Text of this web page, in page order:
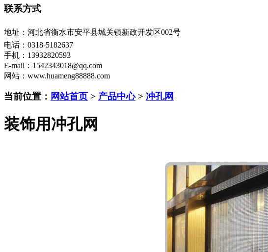
联系方式
地址：河北省衡水市安平县城关镇新政开发区002号
电话：0318-5182637
手机：13932820593
E-mail：1542343018@qq.com
网站：www.huameng88888.com
当前位置： 网站首页 > 产品中心> 冲孔网
装饰用冲孔网